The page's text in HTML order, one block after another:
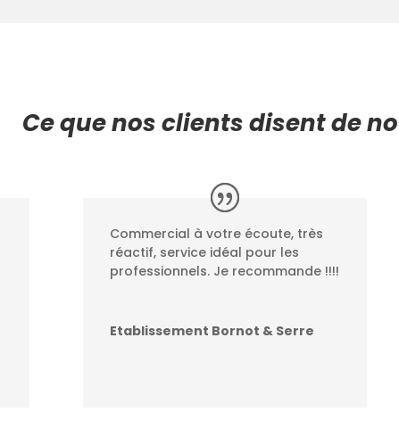
Ce que nos clients disent de
Commercial à votre écoute, très
réactif, service idéal pour les
professionnels. Je recommande !!!!
Etablissement Bornot & Serre